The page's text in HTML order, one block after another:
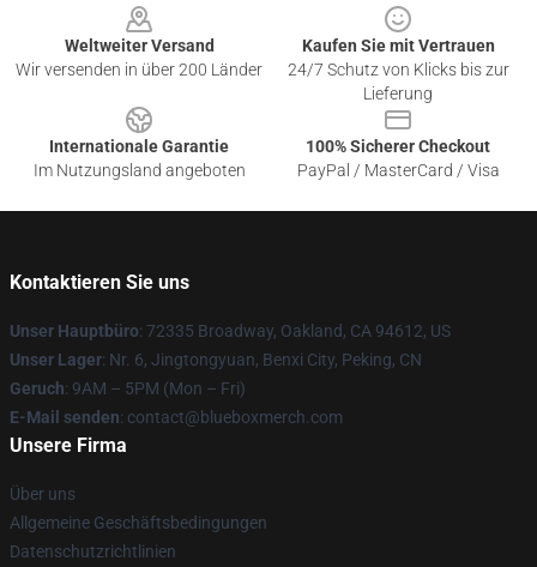
Weltweiter Versand
Wir versenden in über 200 Länder
Kaufen Sie mit Vertrauen
24/7 Schutz von Klicks bis zur
Lieferung
Internationale Garantie
Im Nutzungsland angeboten
100% Sicherer Checkout
PayPal / MasterCard / Visa
Kontaktieren Sie uns
Unser Hauptbüro: 72335 Broadway, Oakland, CA 94612, US
Unser Lager: Nr. 6, Jingtongyuan, Benxi City, Peking, CN
Geruch: 9AM – 5PM (Mon – Fri)
E-Mail senden: contact@blueboxmerch.com
Unsere Firma
Über uns
Allgemeine Geschäftsbedingungen
Datenschutzrichtlinien